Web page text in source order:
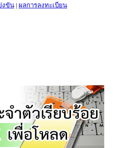
งขัน | ผลการลงทะเบียน